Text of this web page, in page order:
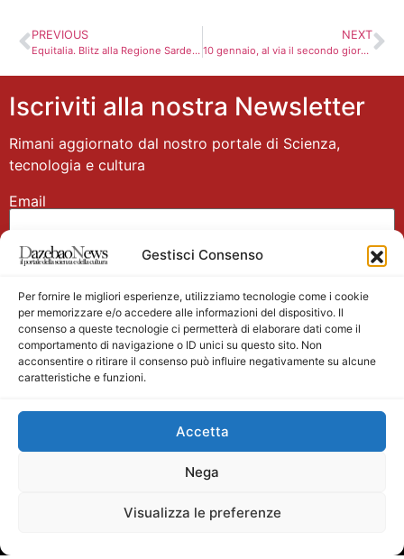
Gestisci Consenso
Per fornire le migliori esperienze, utilizziamo tecnologie come i cookie
per memorizzare e/o accedere alle informazioni del dispositivo. Il
consenso a queste tecnologie ci permetterà di elaborare dati come il
comportamento di navigazione o ID unici su questo sito. Non
acconsentire o ritirare il consenso può influire negativamente su alcune
caratteristiche e funzioni.
Accetta
Nega
Visualizza le preferenze
PREVIOUS
Equitalia. Blitz alla Regione Sardegna. Occupato il nono piano
NEXT
10 gennaio, al via il secondo giorno di sciopero. Trotta Bus: a rischio linee periferiche
Iscriviti alla nostra Newsletter
Rimani aggiornato dal nostro portale di Scienza,
tecnologia e cultura
Email
Nome
Main partner
Testata giornalistica registrata presso il Tribunale di